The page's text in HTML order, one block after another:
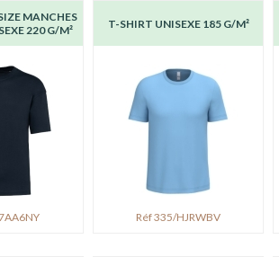
MANCHES
220 G/M²
T-SHIRT UNISEXE 185 G/M²
Réf 335/HJRWBV